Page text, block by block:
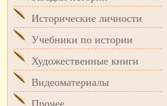
Исторические личности
Учебники по истории
Художественные книги
Видеоматериалы
Прочее